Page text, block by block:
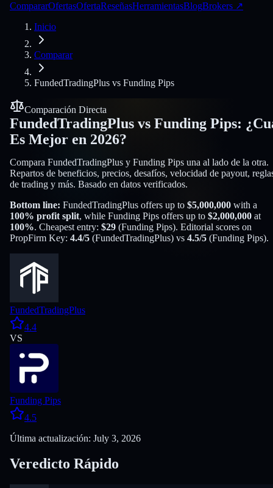
CompararOfertasOfertaReseñasHerramientasBlogBrokers ↗
Inicio
Comparar
FundedTradingPlus vs Funding Pips
Comparación Directa
FundedTradingPlus vs Funding Pips:
Es Mejor en 2026?
Compara FundedTradingPlus y Funding Pips una al lado de la otra.
Repartos de beneficios, precios, desafíos, velocidad de payout,
de trading y más. Basado en datos verificados.
Bottom line: FundedTradingPlus offers up to $5,000,000 with a
100% profit split, while Funding Pips offers up to $2,000,000 at
100%. Cheapest entry: $29 (Funding Pips). Editorial scores on
PropFirm Key: 4.4/5 (FundedTradingPlus) vs 4.5/5 (Funding Pips).
FundedTradingPlus
4.4
VS
Funding Pips
4.5
Última actualización: July 3, 2026
Veredicto Rápido